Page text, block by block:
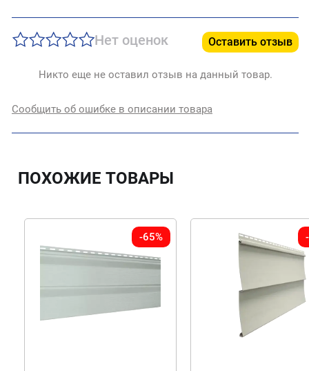
Нет оценок Оставить отзыв
Никто еще не оставил отзыв на данный товар.
Сообщить об ошибке в описании товара
ПОХОЖИЕ ТОВАРЫ
-65%